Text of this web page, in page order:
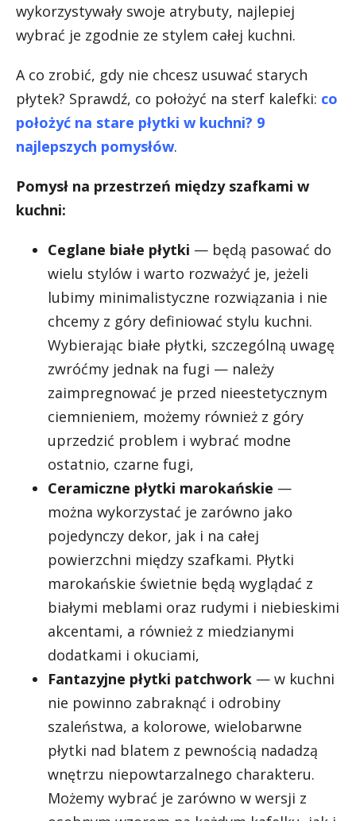
wykorzystywały swoje atrybuty, najlepiej
wybrać je zgodnie ze stylem całej kuchni.
A co zrobić, gdy nie chcesz usuwać starych
płytek? Sprawdź, co położyć na sterf kalefki: co
położyć na stare płytki w kuchni? 9
najlepszych pomysłów.
Pomysł na przestrzeń między szafkami w
kuchni:
Ceglane białe płytki — będą pasować do
wielu stylów i warto rozważyć je, jeżeli
lubimy minimalistyczne rozwiązania i nie
chcemy z góry definiować stylu kuchni.
Wybierając białe płytki, szczególną uwagę
zwróćmy jednak na fugi — należy
zaimpregnować je przed nieestetycznym
ciemnieniem, możemy również z góry
uprzedzić problem i wybrać modne
ostatnio, czarne fugi,
Ceramiczne płytki marokańskie —
można wykorzystać je zarówno jako
pojedynczy dekor, jak i na całej
powierzchni między szafkami. Płytki
marokańskie świetnie będą wyglądać z
białymi meblami oraz rudymi i niebieskimi
akcentami, a również z miedzianymi
dodatkami i okuciami,
Fantazyjne płytki patchwork — w kuchni
nie powinno zabraknąć i odrobiny
szaleństwa, a kolorowe, wielobarwne
płytki nad blatem z pewnością nadadzą
wnętrzu niepowtarzalnego charakteru.
Możemy wybrać je zarówno w wersji z